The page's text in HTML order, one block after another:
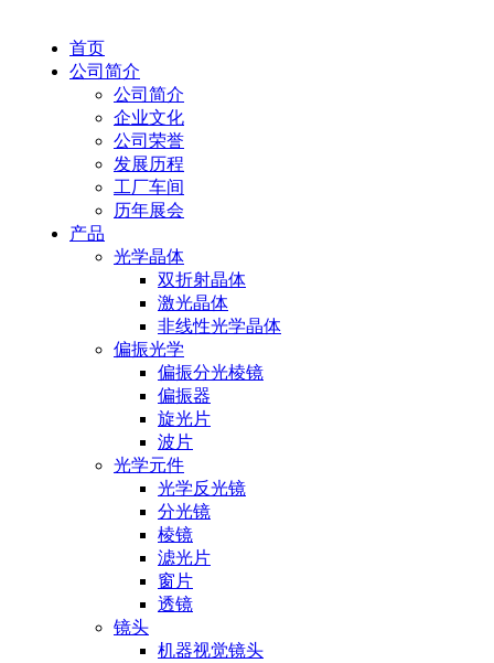
首页
公司简介
公司简介
企业文化
公司荣誉
发展历程
工厂车间
历年展会
产品
光学晶体
双折射晶体
激光晶体
非线性光学晶体
偏振光学
偏振分光棱镜
偏振器
旋光片
波片
光学元件
光学反光镜
分光镜
棱镜
滤光片
窗片
透镜
镜头
机器视觉镜头